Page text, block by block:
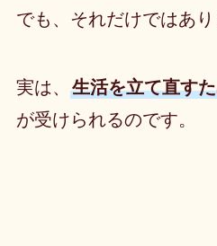
でも、それだけではあり
実は、 生活を立て直す
が受けられるのです。